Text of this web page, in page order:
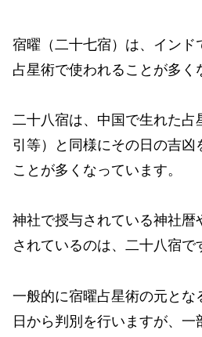
宿曜（二十七宿）は、インド
占星術で使われることが多く
二十八宿は、中国で生れた占
引等）と同様にその日の吉凶
ことが多くなっています。
神社で授与されている神社暦
されているのは、二十八宿で
一般的に宿曜占星術の元とな
日から判別を行いますが、